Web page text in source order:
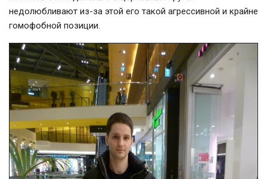
недолюбливают из-за этой его такой агрессивной и крайне
гомофобной позиции.